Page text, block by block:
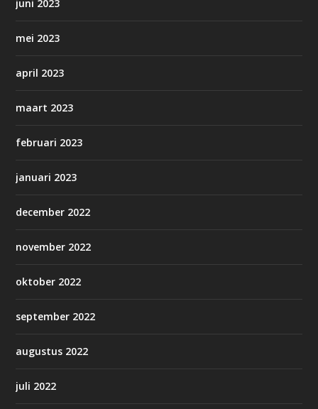
juni 2023
mei 2023
april 2023
maart 2023
februari 2023
januari 2023
december 2022
november 2022
oktober 2022
september 2022
augustus 2022
juli 2022